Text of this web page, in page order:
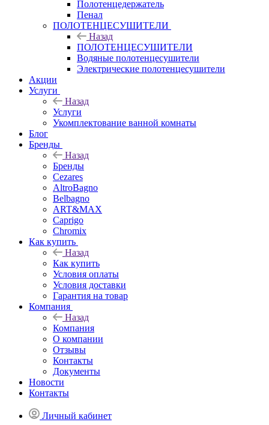
Полотенцедержатель
Пенал
ПОЛОТЕНЦЕСУШИТЕЛИ
Назад
ПОЛОТЕНЦЕСУШИТЕЛИ
Водяные полотенцесушители
Электрические полотенцесушители
Акции
Услуги
Назад
Услуги
Укомплектование ванной комнаты
Блог
Бренды
Назад
Бренды
Cezares
AltroBagno
Belbagno
ART&MAX
Caprigo
Chromix
Как купить
Назад
Как купить
Условия оплаты
Условия доставки
Гарантия на товар
Компания
Назад
Компания
О компании
Отзывы
Контакты
Документы
Новости
Контакты
Личный кабинет